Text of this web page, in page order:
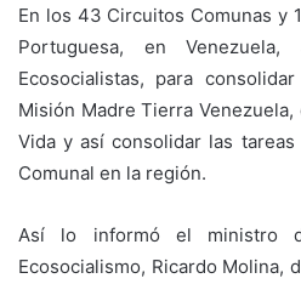
En los 43 Circuitos Comunas y
Portuguesa, en Venezuela,
Ecosocialistas, para
Misión Madre Tierra
Vida y así consolidar las
Comunal en la región.
Así lo informó el ministro
Ecosocialismo, Ricardo Molina,